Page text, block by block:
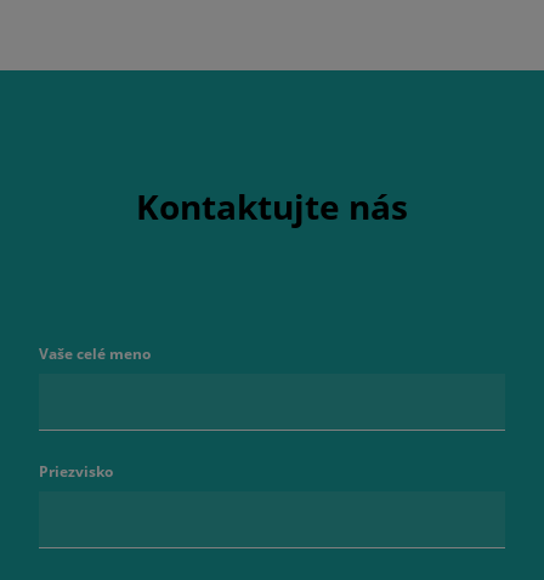
Kontaktujte nás
Vaše celé meno
Priezvisko